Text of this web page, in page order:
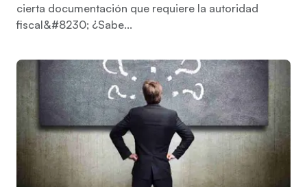
cierta documentación que requiere la autoridad
fiscal&#8230; ¿Sabe...